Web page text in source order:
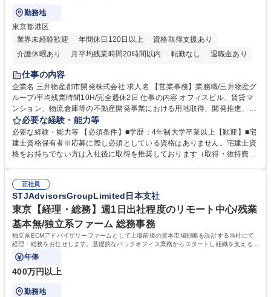
勤務地
東京都港区
業界未経験歓迎
年間休日120日以上
資格取得支援あり
介護休暇あり
月平均残業時間20時間以内 転勤なし
退職金あり
在宅OK
賞与あり
駅近5分以内
土日祝休み 寮・社宅あり
仕事の内容
企業名 三井物産都市開発株式会社 求人名 【営業事務】業務職/三井物産グ
ループ/平均残業時間10H/完全週休2日 仕事の内容 オフィスビル、賃貸マ
ンション、物流倉庫等の不動産開発事業における用地取得、開発推進、賃
貸運営、売却、仲介・活用提案等を行う営業部門において事務業務を担当
いただきます。 【詳細】・契約書管理、契約書製本、捺印対応、ファイリ
ング、登記簿取得、調書取得・支払業務（各種費用支払、支払管理、請
求・支払データ登録、取引先マスター申請対応）・予算作成及び予実管
の他に担当頂く業務が発生する場合があります。 募集職種 【営業事務】
業務職/三井物産グループ/平均残業時間10H/完全週休2日
必要な経験・能力等
必要な経験・能力等 【必須条件】■学歴：4年制大学卒業以上【歓迎】■宅
建士資格保有者※応募に際し必須としている資格はありません。宅建士資
格をお持ちでない方は入社後に取得を推奨しております（取得・維持費用
ション力がある方。 ・チャレンジを厭わず、粘り強く業務に取り組める
方。多様な関係者と謙虚に信頼関係を構築でき、期限を意識したスケジュ
ール管理が出来る方。※将来的に他部署（営業部門、コーポレート部門）
へのジョブローテーションの可能性があります。 学歴・資格 学歴：大学
院 大学 語学力： 資格：宅地建物取引士
正社員
STJAdvisorsGroupLimited日本支社
東京【経理・総務】週1日出社程度のリモート中心/残業
基本無/独立系ファーム 総務事務
独立系ECMアドバイザリーファームとして上場前後の資本市場戦略を設計する当社にて
経理・総務をお任せします。基礎的なバックオフィス業務からスタートし組織を支える専
任担当として広く活躍できる環境です。
年俸
400万円以上
勤務地